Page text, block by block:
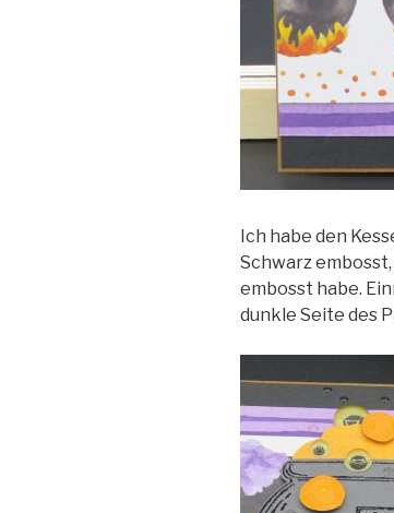
Ich habe den
Schwarz
embosst habe.
dunkle Seite des